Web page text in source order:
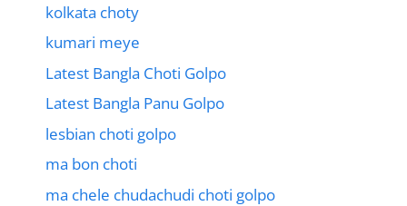
kolkata choty
kumari meye
Latest Bangla Choti Golpo
Latest Bangla Panu Golpo
lesbian choti golpo
ma bon choti
ma chele chudachudi choti golpo